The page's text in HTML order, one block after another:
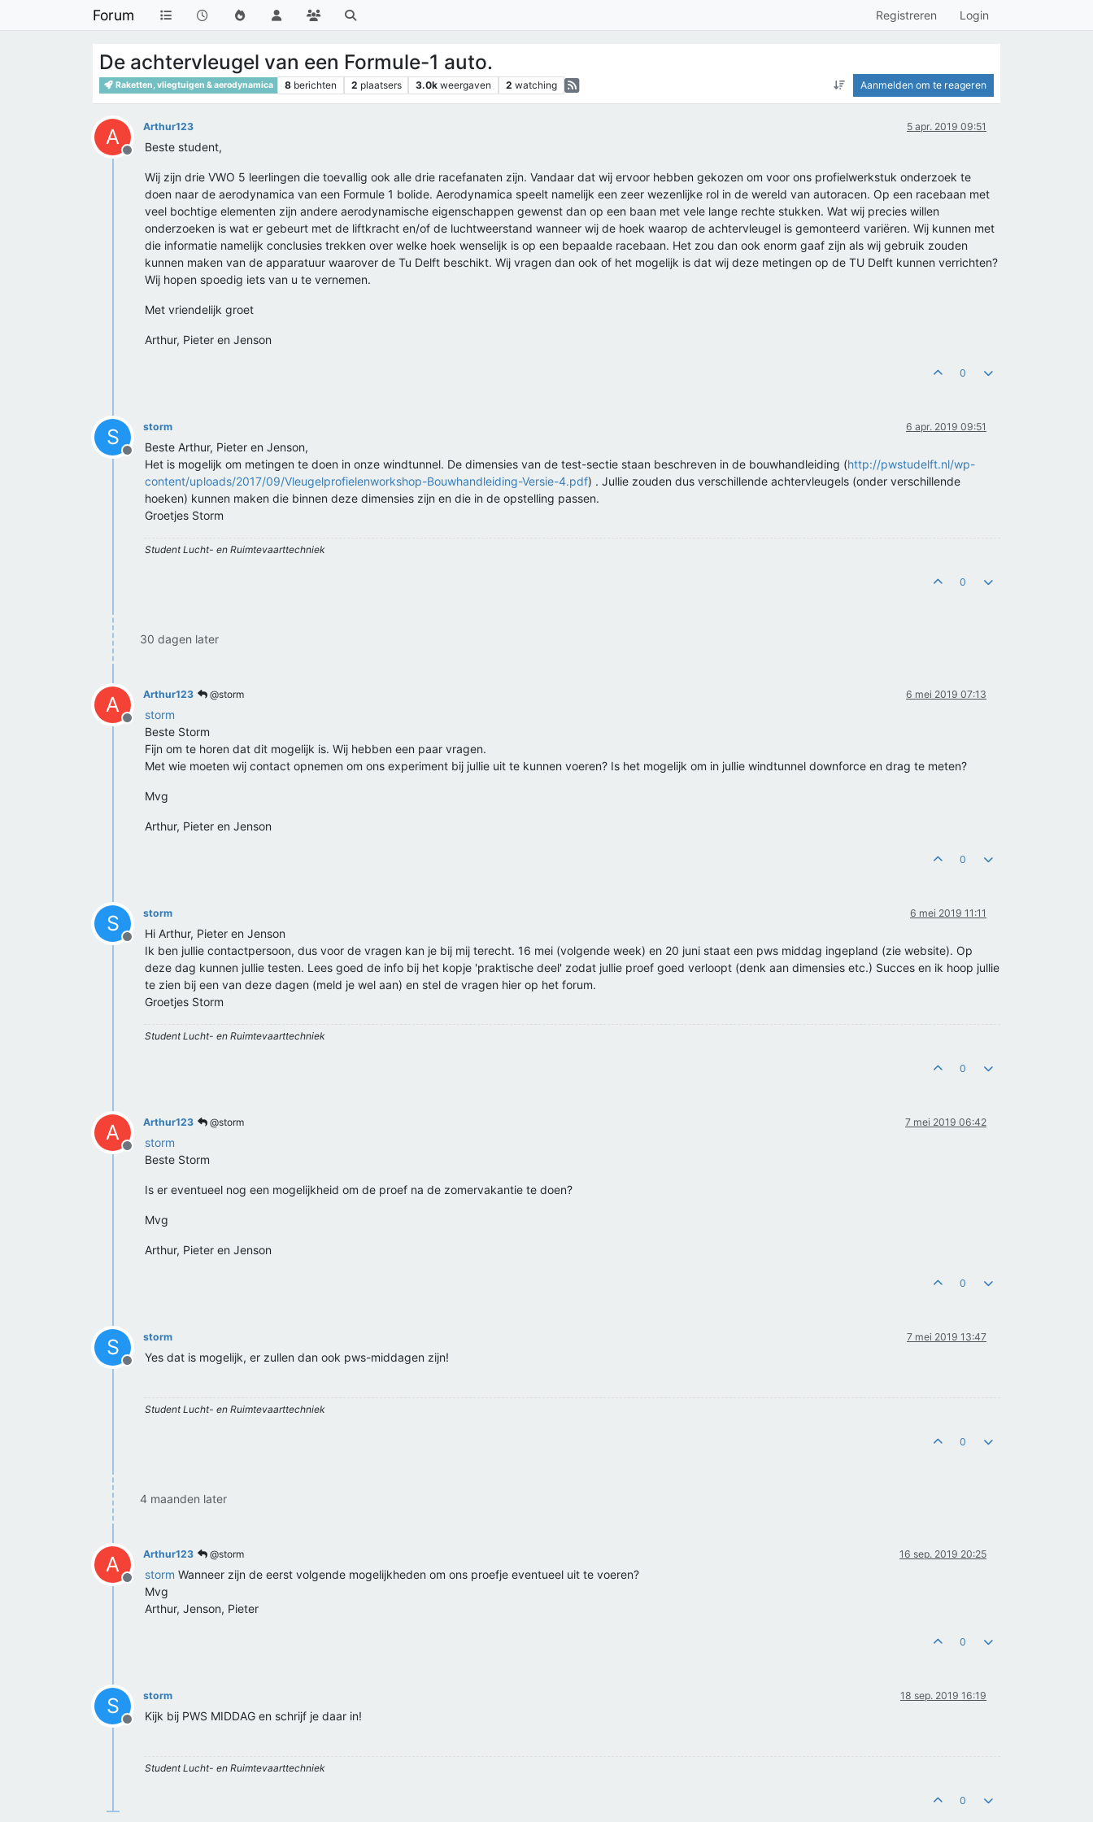
Forum Registreren Login
De achtervleugel van een Formule-1 auto.
Raketten, vliegtuigen & aerodynamica 8 berichten 2 plaatsers 3.0k weergaven 2 watching Aanmelden om te reageren
A
Offline
Arthur123 5 apr. 2019 09:51
Beste student,
Wij zijn drie VWO 5 leerlingen die toevallig ook alle drie racefanaten zijn. Vandaar dat wij ervoor hebben gekozen om voor ons profielwerkstuk onderzoek te
doen naar de aerodynamica van een Formule 1 bolide. Aerodynamica speelt namelijk een zeer wezenlijke rol in de wereld van autoracen. Op een racebaan met
veel bochtige elementen zijn andere aerodynamische eigenschappen gewenst dan op een baan met vele lange rechte stukken. Wat wij precies willen
onderzoeken is wat er gebeurt met de liftkracht en/of de luchtweerstand wanneer wij de hoek waarop de achtervleugel is gemonteerd variëren. Wij kunnen met
die informatie namelijk conclusies trekken over welke hoek wenselijk is op een bepaalde racebaan. Het zou dan ook enorm gaaf zijn als wij gebruik zouden
kunnen maken van de apparatuur waarover de Tu Delft beschikt. Wij vragen dan ook of het mogelijk is dat wij deze metingen op de TU Delft kunnen verrichten?
Wij hopen spoedig iets van u te vernemen.
Met vriendelijk groet
Arthur, Pieter en Jenson
0
S
Offline
storm 6 apr. 2019 09:51
Beste Arthur, Pieter en Jenson,
Het is mogelijk om metingen te doen in onze windtunnel. De dimensies van de test-sectie staan beschreven in de bouwhandleiding (http://pwstudelft.nl/wp-
content/uploads/2017/09/Vleugelprofielenworkshop-Bouwhandleiding-Versie-4.pdf) . Jullie zouden dus verschillende achtervleugels (onder verschillende
hoeken) kunnen maken die binnen deze dimensies zijn en die in de opstelling passen.
Groetjes Storm
Student Lucht- en Ruimtevaarttechniek
0
30 dagen later
A
Offline
Arthur123 @storm 6 mei 2019 07:13
storm
Beste Storm
Fijn om te horen dat dit mogelijk is. Wij hebben een paar vragen.
Met wie moeten wij contact opnemen om ons experiment bij jullie uit te kunnen voeren? Is het mogelijk om in jullie windtunnel downforce en drag te meten?
Mvg
Arthur, Pieter en Jenson
0
S
Offline
storm 6 mei 2019 11:11
Hi Arthur, Pieter en Jenson
Ik ben jullie contactpersoon, dus voor de vragen kan je bij mij terecht. 16 mei (volgende week) en 20 juni staat een pws middag ingepland (zie website). Op
deze dag kunnen jullie testen. Lees goed de info bij het kopje 'praktische deel' zodat jullie proef goed verloopt (denk aan dimensies etc.) Succes en ik hoop jullie
te zien bij een van deze dagen (meld je wel aan) en stel de vragen hier op het forum.
Groetjes Storm
Student Lucht- en Ruimtevaarttechniek
0
A
Offline
Arthur123 @storm 7 mei 2019 06:42
storm
Beste Storm
Is er eventueel nog een mogelijkheid om de proef na de zomervakantie te doen?
Mvg
Arthur, Pieter en Jenson
0
S
Offline
storm 7 mei 2019 13:47
Yes dat is mogelijk, er zullen dan ook pws-middagen zijn!
Student Lucht- en Ruimtevaarttechniek
0
4 maanden later
A
Offline
Arthur123 @storm 16 sep. 2019 20:25
storm Wanneer zijn de eerst volgende mogelijkheden om ons proefje eventueel uit te voeren?
Mvg
Arthur, Jenson, Pieter
0
S
Offline
storm 18 sep. 2019 16:19
Kijk bij PWS MIDDAG en schrijf je daar in!
Student Lucht- en Ruimtevaarttechniek
0